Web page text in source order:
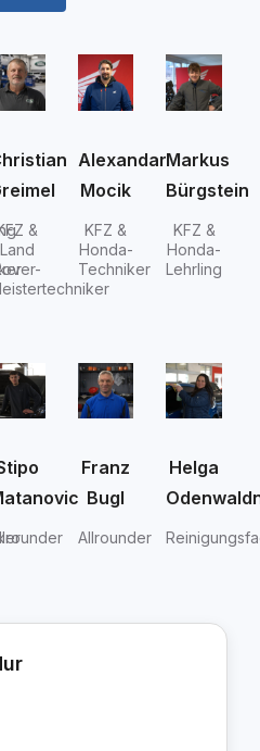
&
Land
Alexandar
Mocik
KFZ &
Honda-
Techniker
Markus
Bürgstein
KFZ &
Honda-
Lehrling
Franz
Bugl
Allrounder
Helga